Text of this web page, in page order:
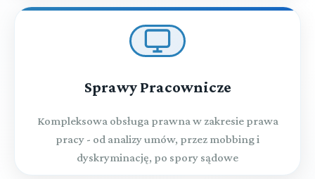
Sprawy Pracownicze
Kompleksowa obsługa prawna w zakresie prawa
pracy - od analizy umów, przez mobbing i
dyskryminację, po spory sądowe